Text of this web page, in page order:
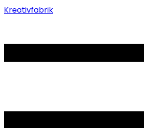
Kreativfabrik